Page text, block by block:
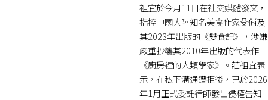
祖宜於今月11日在社交媒體發文，
指控中國大陸知名美食作家殳俏及
其2023年出版的《雙食記》，涉嫌
嚴重抄襲其2010年出版的代表作
《廚房裡的人類學家》。莊祖宜表
示，在私下溝通遭拒後，已於2026
年1月正式委託律師發出侵權告知